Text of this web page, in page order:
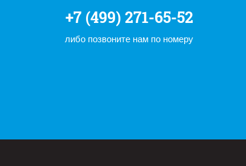
+7 (499) 271-65-52
либо позвоните нам по номеру